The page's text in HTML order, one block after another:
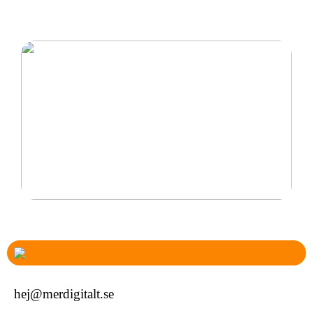
hej@merdigitalt.se